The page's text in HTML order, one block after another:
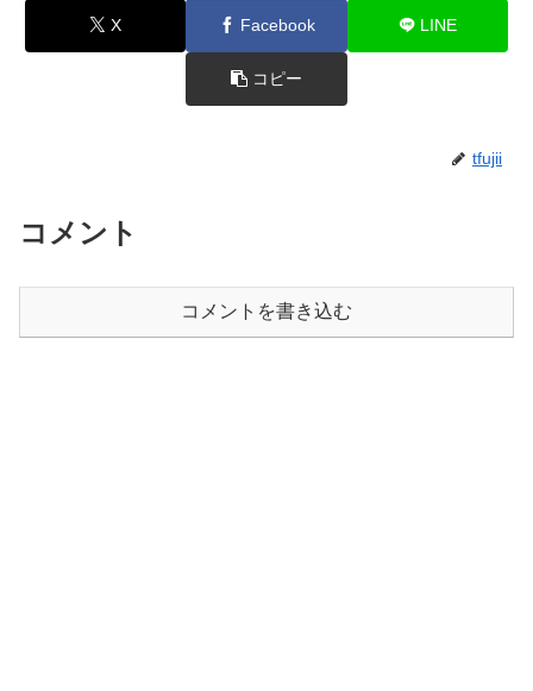
X Facebook LINE
コピー
tfujii
コメント
コメントを書き込む